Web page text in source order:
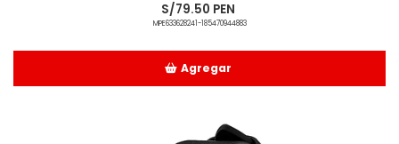
S/79.50 PEN
MPE633628241-185470944883
Agregar